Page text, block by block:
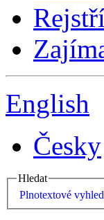
English
Česky
Hledat
Plnotextové